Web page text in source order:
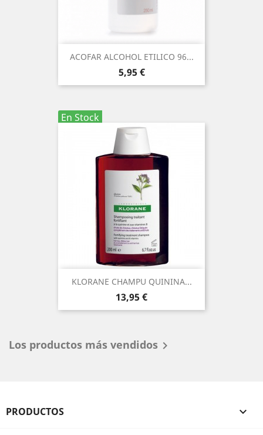
ACOFAR ALCOHOL ETILICO 96...
Precio
5,95 €
En Stock
KLORANE CHAMPU QUININA...
Precio
13,95 €
Los productos más vendidos 
PRODUCTOS 